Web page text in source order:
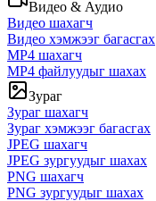
Видео & Аудио
Видео шахагч
Видео хэмжээг багасгах
MP4 шахагч
MP4 файлуудыг шахах
Зураг
Зураг шахагч
Зураг хэмжээг багасгах
JPEG шахагч
JPEG зургуудыг шахах
PNG шахагч
PNG зургуудыг шахах